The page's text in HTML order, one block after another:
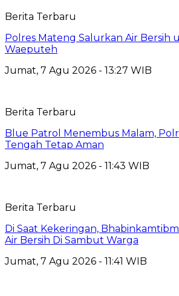
Berita Terbaru
Polres Mateng Salurkan Air Bersih
Waeputeh
Jumat, 7 Agu 2026 - 13:27 WIB
Berita Terbaru
Blue Patrol Menembus Malam,
Tengah Tetap Aman
Jumat, 7 Agu 2026 - 11:43 WIB
Berita Terbaru
Di Saat Kekeringan,
Air Bersih Di Sambut Warga
Jumat, 7 Agu 2026 - 11:41 WIB